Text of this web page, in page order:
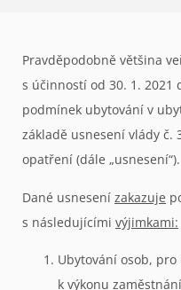
Pravděpodobně většina
s účinností od 30. 1.
podmínek ubytování v
základě usnesení vlády č.
opatření (dále „usnesení“).
Dané usnesení zakazuje
s následujícími výjimkami:
Ubytování osob,
k výkonu